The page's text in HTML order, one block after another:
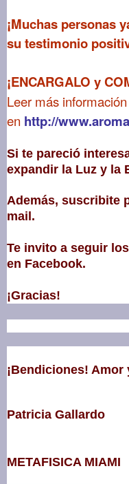
¡Muchas personas
su testimonio
¡ENCARGALO y
Leer más información
en http://
Si te pareció
expandir la Luz y la
Además, suscribite
mail.
Te invito a seguir
en Facebook.
¡Gracias!
¡Bendiciones! Amor
Patricia Gallardo
METAFISICA MIAMI